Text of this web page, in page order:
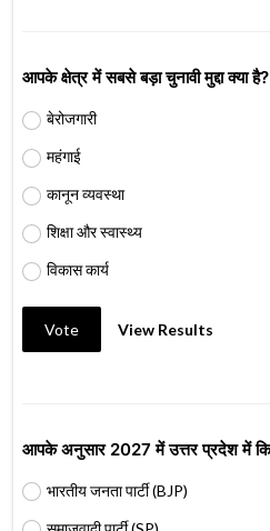
आपके क्षेत्र में सबसे बड़ा चुनावी मुद्दा क्या है?
बेरोजगारी
महंगाई
कानून व्यवस्था
शिक्षा और स्वास्थ्य
विकास कार्य
Vote View Results
आपके अनुसार 2027 में उत्तर प्रदेश में
भारतीय जनता पार्टी (BJP)